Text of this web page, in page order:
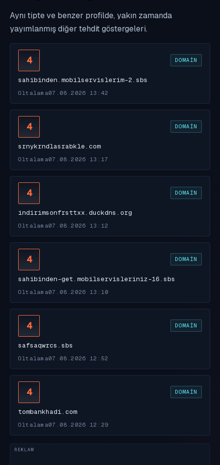
Aynı tipte ve benzer profilde, yakın zamanda
yayımlanmış diğer tehdit göstergeleri.
4 DOMAIN
sahibinden.mobilservislerim-2.sbs
Oltalama07.08.2026 13:42
4 DOMAIN
srnykrndlasrabkle.com
Oltalama07.08.2026 13:17
4 DOMAIN
indirimsonfrsttxx.duckdns.org
Oltalama07.08.2026 13:12
4 DOMAIN
sahibinden-get.mobilservisleriniz-16.sbs
Oltalama07.08.2026 13:10
4 DOMAIN
safsaqwrcs.sbs
Oltalama07.08.2026 12:52
4 DOMAIN
tombankhadi.com
Oltalama07.08.2026 12:29